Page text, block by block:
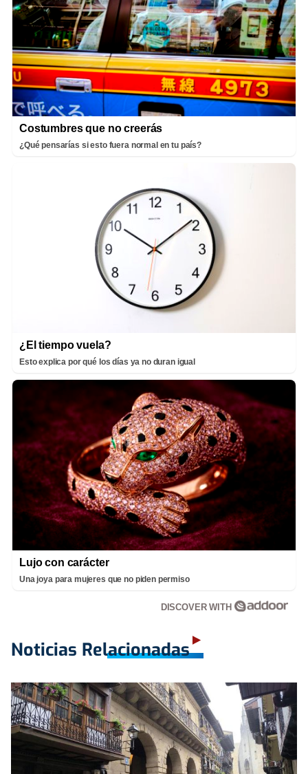
Costumbres que no creerás
¿Qué pensarías si esto fuera normal en tu país?
¿El tiempo vuela?
Esto explica por qué los días ya no duran igual
Lujo con carácter
Una joya para mujeres que no piden permiso
DISCOVER WITH
Noticias Relacionadas